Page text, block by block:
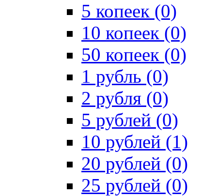
5 копеек (0)
10 копеек (0)
50 копеек (0)
1 рубль (0)
2 рубля (0)
5 рублей (0)
10 рублей (1)
20 рублей (0)
25 рублей (0)